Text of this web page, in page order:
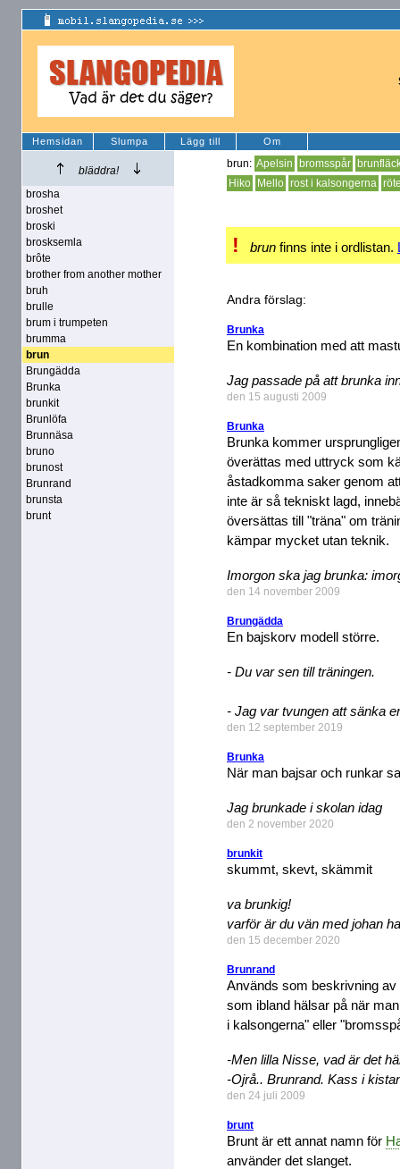
Hemsidan Slumpa Lägg till Om
bläddra!
brosha
broshet
broski
brosksemla
brôte
brother from another mother
bruh
brulle
brum i trumpeten
brumma
brun
Brungädda
Brunka
brunkit
Brunlöfa
Brunnäsa
bruno
brunost
Brunrand
brunsta
brunt
brun: Apelsin bromsspår
Hiko
Mello rost i kalsongerna
! brun finns inte i ordlistan.
Andra förslag:
Brunka
En kombination med att
Jag passade på att brunka
den 15 augusti 2009
Brunka
Brunka kommer
överättas med uttryck som
åstadkomma saker genom
inte är så tekniskt lagd,
översättas till "träna" om
kämpar mycket utan teknik.
Imorgon ska jag brunka:
den 14 november 2009
Brungädda
En bajskorv modell större.
- Du var sen till träningen.
- Jag var tvungen att sänka
den 12 september 2019
Brunka
När man bajsar och runkar
Jag brunkade i skolan idag
den 2 november 2020
brunkit
skummt, skevt, skämmit
va brunkig!
varför är du vän med johan
den 15 december 2020
Brunrand
Används som beskrivning
som ibland hälsar på när
i kalsongerna" eller
-Men lilla Nisse, vad är det
-Ojrå.. Brunrand. Kass i
den 24 juli 2009
brunt
Brunt är ett annat namn för
använder det slanget.